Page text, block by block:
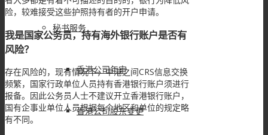
秘书服务
香港公司年审
香港公司股东变更
险，较难接受这些护照持有者的开户申请。
我是国家公务员，持有海外银行账户是否有
风险？
存在风险的，现有情况下，中港之间CRS信息交换
频繁，国家行政单位人员持有香港银行账户须进行
报备。因此公务员人士不建议开立香港银行账户，
国有企事业单位人员根据每个地区和单位的规定略
有不同。